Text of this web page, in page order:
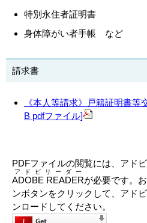
特別永住者証明書
身体障がい者手帳 など
請求書
《本人等請求》戸籍証明書等
B pdfファイル]
PDFファイルの閲覧には、アド
ADOBE READER
アドビリーダー
が必要です。
ンボタンをクリックして、アド
ンロードしてください。